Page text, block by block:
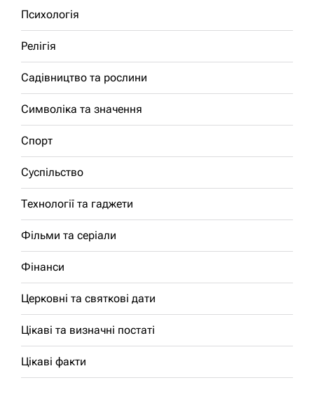
Психологія
Релігія
Садівництво та рослини
Символіка та значення
Спорт
Суспільство
Технології та гаджети
Фільми та серіали
Фінанси
Церковні та святкові дати
Цікаві та визначні постаті
Цікаві факти